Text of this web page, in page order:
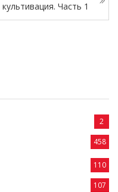
культивация. Часть 1
2
458
110
107